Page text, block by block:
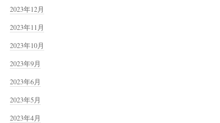
2023年12月
2023年11月
2023年10月
2023年9月
2023年6月
2023年5月
2023年4月